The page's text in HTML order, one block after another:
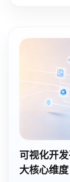
枢搭云人
理智能化升